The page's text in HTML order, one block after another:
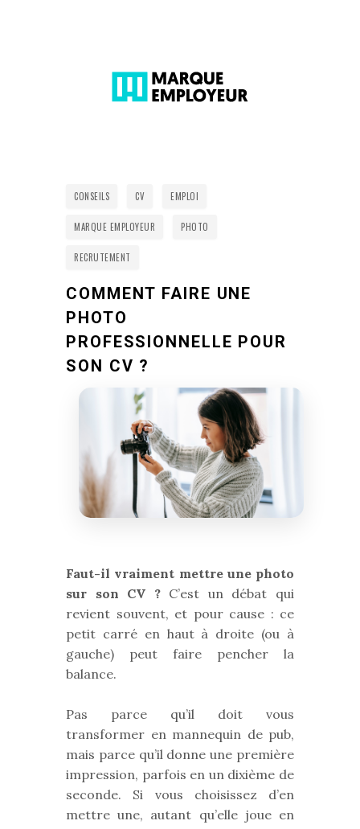
CONSEILS CV EMPLOI
MARQUE EMPLOYEUR PHOTO
RECRUTEMENT
COMMENT FAIRE UNE
PHOTO
PROFESSIONNELLE POUR
SON CV ?
Faut-il vraiment mettre une photo
sur son CV ?C’est un débat qui
revient souvent, et pour cause : ce
petit carré en haut à droite (ou à
gauche) peut faire pencher la
balance.
Pas parce qu’il doit vous
transformer en mannequin de pub,
mais parce qu’il donne une première
impression, parfois en un dixième de
seconde. Si vous choisissez d’en
mettre une, autant qu’elle joue en